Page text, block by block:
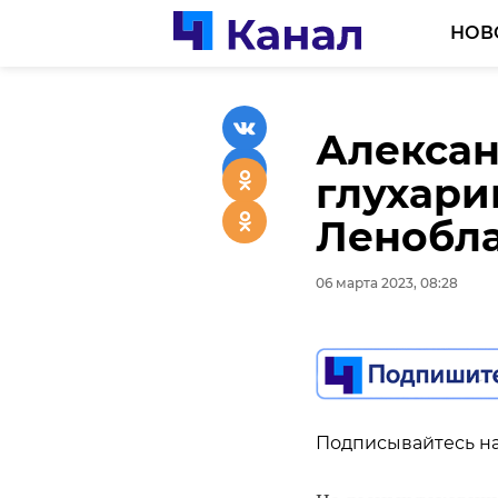
06 марта 2023, 08:28
Подписывайтесь
В
детям в
06 марта 2023, 07:39
Подписывайтесь
В минувшие